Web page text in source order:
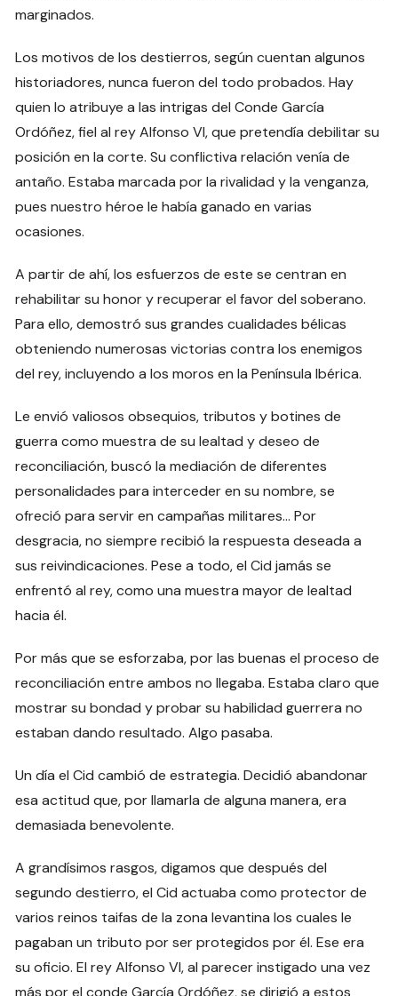
marginados.
Los motivos de los destierros, según cuentan algunos
historiadores, nunca fueron del todo probados. Hay
quien lo atribuye a las intrigas del Conde García
Ordóñez, fiel al rey Alfonso VI, que pretendía debilitar su
posición en la corte. Su conflictiva relación venía de
antaño. Estaba marcada por la rivalidad y la venganza,
pues nuestro héroe le había ganado en varias
ocasiones.
A partir de ahí, los esfuerzos de este se centran en
rehabilitar su honor y recuperar el favor del soberano.
Para ello, demostró sus grandes cualidades bélicas
obteniendo numerosas victorias contra los enemigos
del rey, incluyendo a los moros en la Península Ibérica.
Le envió valiosos obsequios, tributos y botines de
guerra como muestra de su lealtad y deseo de
reconciliación, buscó la mediación de diferentes
personalidades para interceder en su nombre, se
ofreció para servir en campañas militares… Por
desgracia, no siempre recibió la respuesta deseada a
sus reivindicaciones. Pese a todo, el Cid jamás se
enfrentó al rey, como una muestra mayor de lealtad
hacia él.
Por más que se esforzaba, por las buenas el proceso de
reconciliación entre ambos no llegaba. Estaba claro que
mostrar su bondad y probar su habilidad guerrera no
estaban dando resultado. Algo pasaba.
Un día el Cid cambió de estrategia. Decidió abandonar
esa actitud que, por llamarla de alguna manera, era
demasiada benevolente.
A grandísimos rasgos, digamos que después del
segundo destierro, el Cid actuaba como protector de
varios reinos taifas de la zona levantina los cuales le
pagaban un tributo por ser protegidos por él. Ese era
su oficio. El rey Alfonso VI, al parecer instigado una vez
más por el conde García Ordóñez, se dirigió a estos